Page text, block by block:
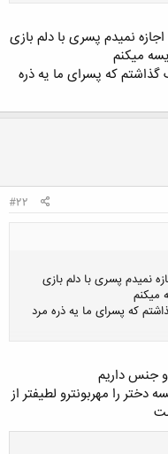
نمیدم پسری با دلم بازی
میکنم
گذاشتم که پسرای ما یه ذره
#22
نمیدم پسری با دلم بازی
میکنم
که پسرای ما یه ذره مرد
جنس داريم
را مهربونترو لطيفتر از